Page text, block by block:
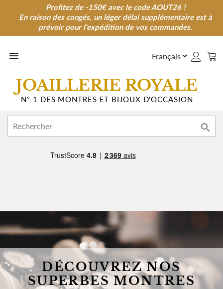
Profitez de -150€ avec le code AOUT26 !
En raison des congés, un léger délai supplémentaire est à
prévoir pour l'expédition de vos commandes.
Profitez de -150€ avec le code AOUT26 !
En raison des congés, un léger délai supplémentaire est à
prévoir pour l'expédition de vos commandes.

JOAILLERIE ROYALE
N° 1 DES MONTRES ET BIJOUX D'OCCASION

DÉCOUVREZ NOS
SUPERBES MONTRES